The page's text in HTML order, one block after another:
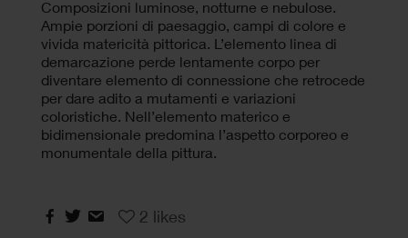
Composizioni luminose, notturne e nebulose.
Ampie porzioni di paesaggio, campi di colore e
vivida matericità pittorica. L’elemento linea di
demarcazione perde lentamente corpo per
diventare elemento di connessione che retrocede
per dare adito a mutamenti e variazioni
coloristiche. Nell’elemento materico e
bidimensionale predomina l’aspetto corporeo e
monumentale della pittura.
2 likes